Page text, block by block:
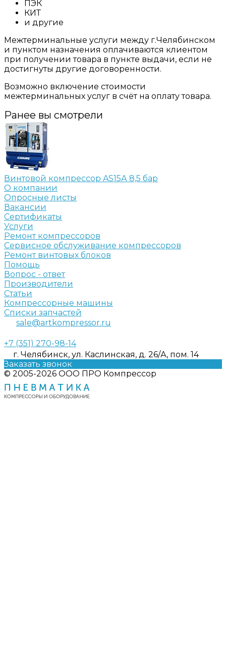
ПЭК
КИТ
и другие
Межтерминальные услуги между г.Челябинском
и пунктом назначения оплачиваются клиентом
при получении товара в пункте выдачи, если не
достигнуты другие договоренности.
Возможно включение стоимости
межтерминальных услуг в счёт на оплату товара.
Ранее вы смотрели
Винтовой компрессор AS15А 8,5 бар
О компании
Опросные листы
Вакансии
Сертификаты
Услуги
Ремонт компрессоров
Сервисное обслуживание компрессоров
Ремонт винтовых блоков
Помощь
Вопрос - ответ
Производители
Статьи
Компрессорные машины
Списки запчастей
sale@artkompressor.ru
+7 (351) 270-98-14
г. Челябинск, ул. Каслинская, д. 26/А, пом. 14
Заказать звонок
© 2005-2026 ООО ПРО Компрессор